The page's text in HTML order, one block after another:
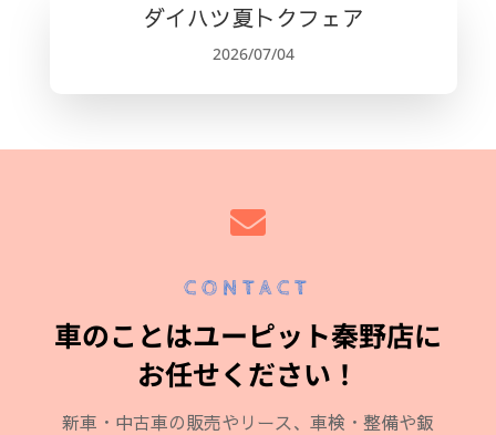
ダイハツ夏トクフェア
2026/07/04

CONTACT
車のことはユーピット秦野店に
お任せください！
新車・中古車の販売やリース、車検・整備や鈑